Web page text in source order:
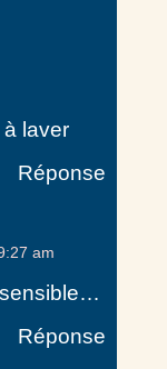
laver
Réponse
am
Réponse